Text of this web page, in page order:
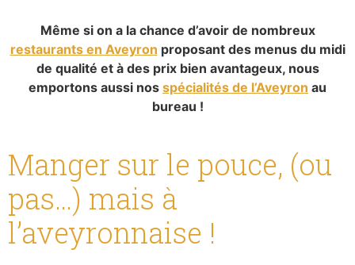
Même si on a la chance d’avoir de nombreux
restaurants en Aveyron proposant des menus du midi
de qualité et à des prix bien avantageux, nous
emportons aussi nos spécialités de l’Aveyron au
bureau !
Manger sur le pouce, (ou
pas…) mais à
l’aveyronnaise !